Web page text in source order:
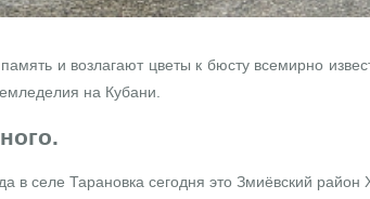
и возлагают цветы к бюсту всемирно
на Кубани.
в селе Тарановка сегодня это Змиёвский